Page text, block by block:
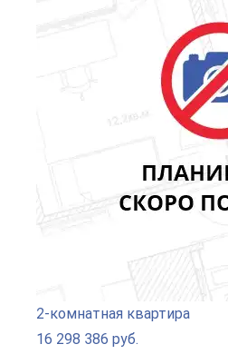
2-комнатная квартира
16 298 386 руб.